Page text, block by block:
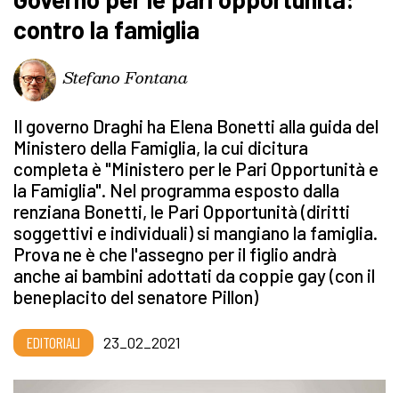
contro la famiglia
Stefano Fontana
Il governo Draghi ha Elena Bonetti alla guida del
Ministero della Famiglia, la cui dicitura
completa è "Ministero per le Pari Opportunità e
la Famiglia". Nel programma esposto dalla
renziana Bonetti, le Pari Opportunità (diritti
soggettivi e individuali) si mangiano la famiglia.
Prova ne è che l'assegno per il figlio andrà
anche ai bambini adottati da coppie gay (con il
beneplacito del senatore Pillon)
EDITORIALI 23_02_2021